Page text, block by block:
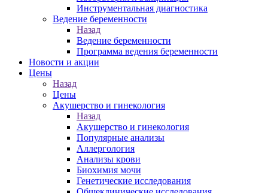
Инструментальная диагностика
Ведение беременности
Назад
Ведение беременности
Программа ведения беременности
Новости и акции
Цены
Назад
Цены
Акушерство и гинекология
Назад
Акушерство и гинекология
Популярные анализы
Аллергология
Анализы крови
Биохимия мочи
Генетические исследования